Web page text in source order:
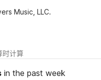
Music, LLC.
时计算
in the past week